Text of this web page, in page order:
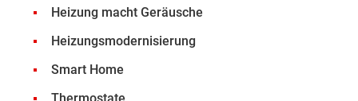
Heizung macht Geräusche
Heizungsmodernisierung
Smart Home